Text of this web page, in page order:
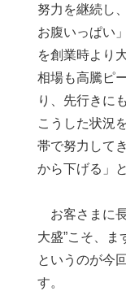
努力を継続し
お腹いっぱい
を創業時より
相場も高騰ピ
り、先行きに
こうした状況
帯で努力して
から下げる」
お客さまに
大盛”こそ、ま
というのが今
す。